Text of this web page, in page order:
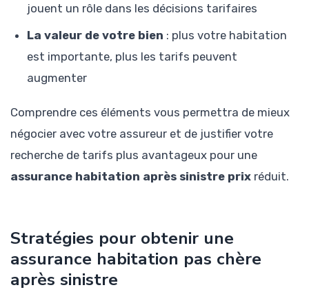
jouent un rôle dans les décisions tarifaires
La valeur de votre bien : plus votre habitation
est importante, plus les tarifs peuvent
augmenter
Comprendre ces éléments vous permettra de mieux
négocier avec votre assureur et de justifier votre
recherche de tarifs plus avantageux pour une
assurance habitation après sinistre prix réduit.
Stratégies pour obtenir une
assurance habitation pas chère
après sinistre